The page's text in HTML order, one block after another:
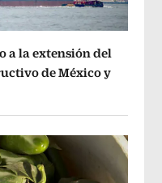
a la extensión del
de México y